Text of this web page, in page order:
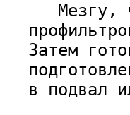
Мезгу,
Затем
в подвал